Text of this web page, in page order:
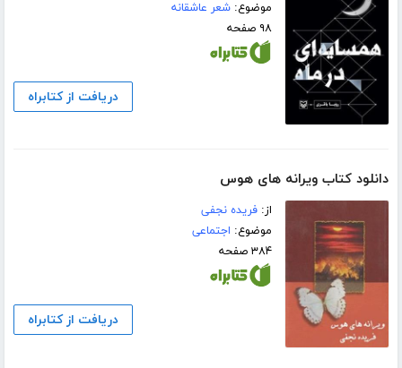
موضوع:شعر عاشقانه
۹۸ صفحه
دریافت از کتابراه
دانلود کتاب ویرانه های هوس
از:فریده نجفی
موضوع: اجتماعی
۳۸۴ صفحه
دریافت از کتابراه